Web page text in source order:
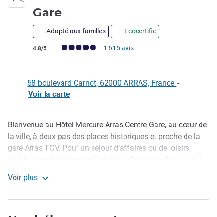
Gare
Adapté aux familles Ecocertifié
Note Avis clients (Note ALL)
4.8/5 1 615 avis
58 boulevard Carnot, 62000 ARRAS, France -
Voir la carte
Description
Bienvenue au Hôtel Mercure Arras Centre Gare, au cœur de
la ville, à deux pas des places historiques et proche de la
gare Arras TGV. Pour un séjour d’affaires ou de loisirs,
salle de fitness et du restaurant Le 58. Bar convivial,
Voir plus